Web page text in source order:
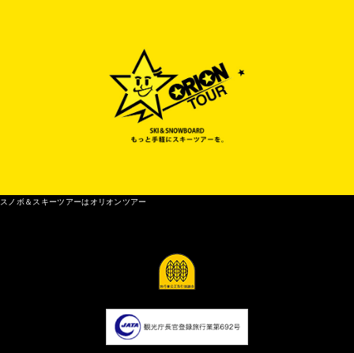
スノボ＆スキーツアーはオリオンツアー